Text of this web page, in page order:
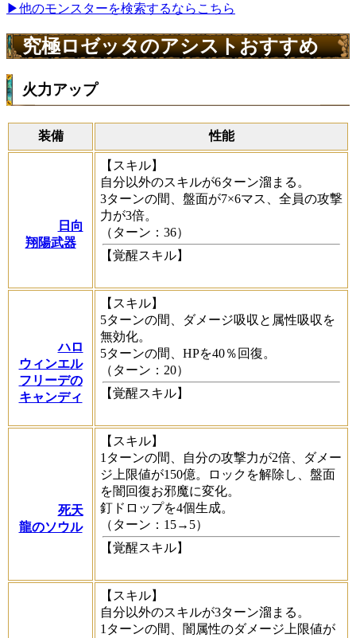
▶他のモンスターを検索するならこちら
究極ロゼッタのアシストおすすめ
火力アップ
装備 性能
日向
翔陽武器
【スキル】
自分以外のスキルが6ターン溜まる。
3ターンの間、盤面が7×6マス、全員の攻撃
力が3倍。
（ターン：36）
【覚醒スキル】
ハロ
ウィンエル
フリーデの
キャンディ
【スキル】
5ターンの間、ダメージ吸収と属性吸収を
無効化。
5ターンの間、HPを40％回復。
（ターン：20）
【覚醒スキル】
死天
龍のソウル
【スキル】
1ターンの間、自分の攻撃力が2倍、ダメー
ジ上限値が150億。ロックを解除し、盤面
を闇回復お邪魔に変化。
釘ドロップを4個生成。
（ターン：15→5）
【覚醒スキル】
【スキル】
自分以外のスキルが3ターン溜まる。
1ターンの間、闇属性のダメージ上限値が